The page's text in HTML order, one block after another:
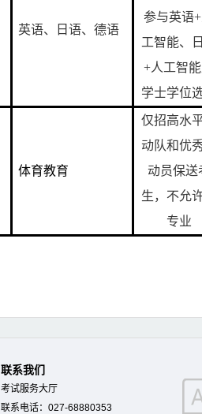
英语、日语、德语
参与英语
工智能、
+人工智
学士学位
体育教育
仅招高水
动队和优
动员保送
生，不允
专业
联系我们
考试服务大厅
联系电话：027-68880353